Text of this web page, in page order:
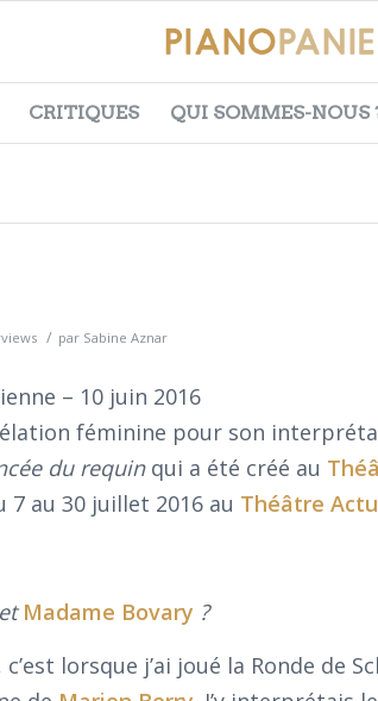
CRITIQUES QUI SOMMES-NOUS
/ par Sabine Aznar
– 10 juin 2016
féminine pour son
du requinqui a été créé au
7 au 30 juillet 2016 au Théâtre
Madame Bovary ?
lorsque j’ai joué la Ronde de